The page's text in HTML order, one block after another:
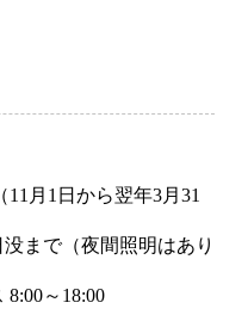
11月1日から翌年3月31
まで（夜間照明はあり
～18:00